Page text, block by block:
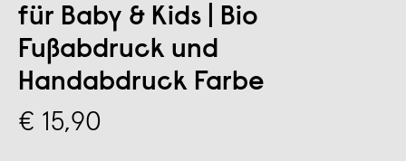
für Baby & Kids | Bio
Fußabdruck und
Handabdruck Farbe
€ 15,90